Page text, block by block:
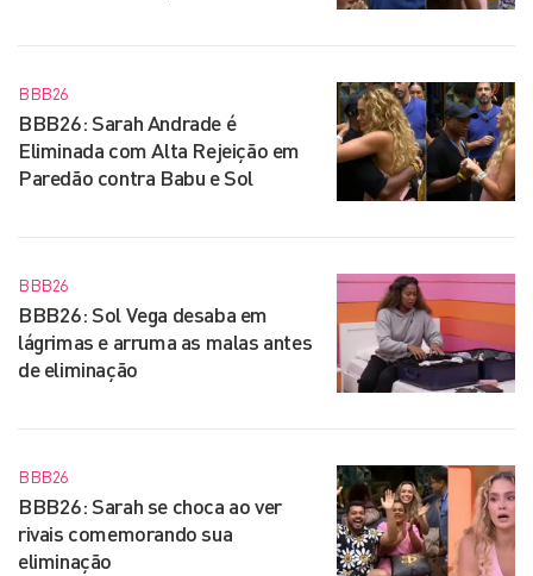
BBB26
BBB26: Sarah Andrade é
Eliminada com Alta Rejeição em
Paredão contra Babu e Sol
BBB26
BBB26: Sol Vega desaba em
lágrimas e arruma as malas antes
de eliminação
BBB26
BBB26: Sarah se choca ao ver
rivais comemorando sua
eliminação